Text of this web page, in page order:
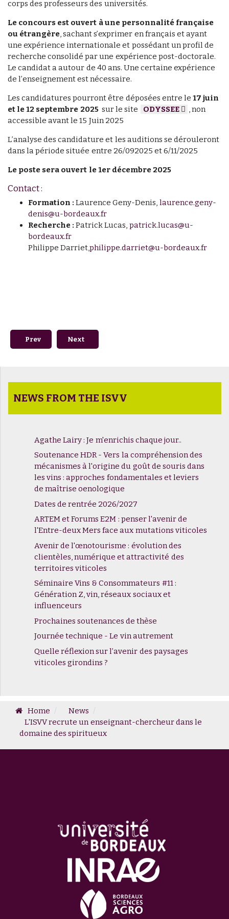
corps des professeurs des universités.
Le concours est ouvert à une personnalité française
ou étrangère, sachant s’exprimer en français et ayant
une expérience internationale et possédant un profil de
recherche consolidé par une expérience post-doctorale.
Le candidat a autour de 40 ans. Une certaine expérience
de l’enseignement est nécessaire.
Les candidatures pourront être déposées entre le17 juin
et le 12 septembre 2025sur le site ODYSSEE
, non
accessible avant le 15 Juin 2025
L’analyse des candidature et les auditions se dérouleront
dans la période située entre 26/092025 et 6/11/2025
Le poste sera ouvert le 1er décembre 2025
Contact :
Formation : Laurence Geny-Denis, laurence.geny-
denis@u-bordeaux.fr
Recherche : Patrick Lucas, patrick.lucas@u-
bordeaux.fr
Philippe Darriet,philippe.darriet@u-bordeaux.fr
Previous article: Le Diplôme national d'œnologue fête ses
Prev Next article: DUAD - La dégustation de haut
Next
NEWS FROM THE ISVV
Agathe Lairy : Je m'enrichis chaque jour..
Soutenance HDR - Vers la compréhension des
mécanismes à l'origine du goût de souris dans
les vins : approches fondamentales et leviers
de maîtrise oenologique
Dates de rentrée 2026/2027
ARTEM et Forums E2M : penser l'avenir de
l'Entre-deux Mers face aux mutations viticoles
Avenir de l'œnotourisme : évolution des
clientèles, numérique et attractivité des
territoires viticoles
Séminaire Vins & Consommateurs #11 :
Génération Z, vin, réseaux sociaux et
influenceurs
Prochaines soutenances de thèse
Journée technique - Le vin autrement
Quelle réflexion sur l’avenir des paysages
viticoles girondins ?
Home
News
L'ISVV recrute un enseignant-chercheur dans le
domaine des spiritueux